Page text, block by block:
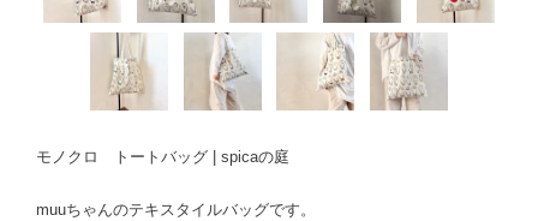
モノクロ トートバッグ | spicaの庭
muuちゃんのテキスタイルバッグです。